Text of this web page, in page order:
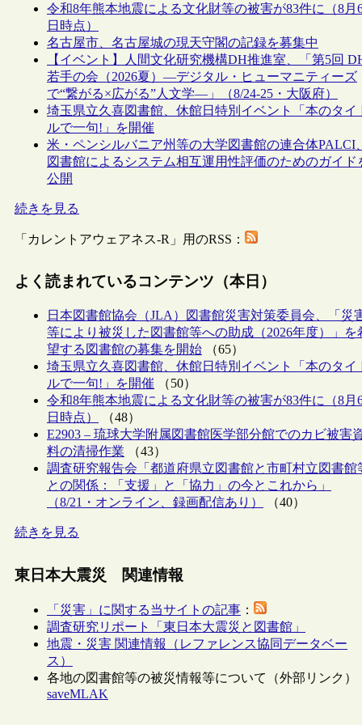
令和8年熊本地震による文化財等の被害が83件に（8月
日時点）
名古屋市、名古屋城の現天守閣の記録を募集中
【イベント】人間文化研究機構DH推進室、「第5回
若手の会（2026夏）―デジタル・ヒューマニティーズ
で“繋がる×広がる”人文学―」（8/24-25・大阪府）
埼玉県立久喜図書館、休館日特別イベント「本のタイ
ルで一句!」を開催
米・ペンシルバニア州等の大学図書館の連合体PALCI、
図書館によるシステム相互運用性評価のためのガイド
公開
続きを見る
「カレントアウェアネス-R」用のRSS：
よく読まれているコンテンツ（本日）
日本図書館協会（JLA）図書館災害対策委員会、「災
等により被災した図書館等への助成（2026年度）」を
望する図書館の募集を開始 （65）
埼玉県立久喜図書館、休館日特別イベント「本のタイ
ルで一句!」を開催 （50）
令和8年熊本地震による文化財等の被害が83件に（8月
日時点）
（48）
E2903 – 琉球大学附属図書館医学部分館でのカビ被害
料の清掃作業 （43）
調査研究報告会「都道府県立図書館と市町村立図書館
との関係：「支援」と「協力」の今とこれから」
（8/21・オンライン、録画配信あり）
（40）
続きを見る
東日本大震災 関連情報
「災害」に関する当サイトの記事 ：
調査研究リポート「東日本大震災と図書館」
地震・災害 関連情報（レファレンス協同データベー
ス）
各地の図書館等の被災情報等について（外部リンク）
saveMLAK